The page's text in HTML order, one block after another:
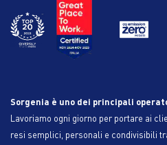
Sorgenia è uno dei principali
Lavoriamo ogni giorno per portare ai
resi semplici, personali e condivisibili